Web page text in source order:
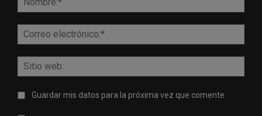
Guardar mis datos para la próxima vez que comente